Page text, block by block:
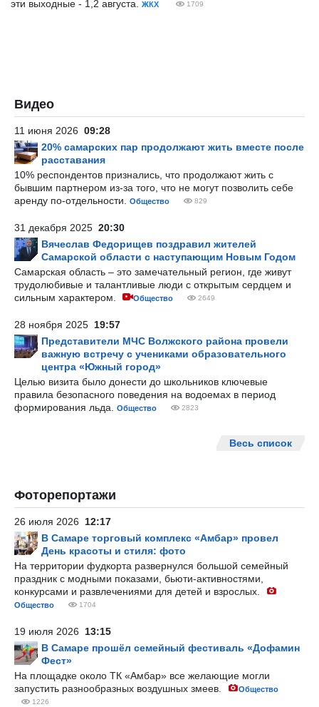
эти выходные - 1,2 августа.
ЖКХ 1709
Видео
11 июня 2026 09:28
20% самарских пар продолжают жить вместе после
расставания
10% респондентов признались, что продолжают жить с
бывшим партнером из-за того, что не могут позволить себе
аренду по-отдельности.
Общество 829
31 декабря 2025 20:30
Вячеслав Федорищев поздравил жителей
Самарской области с наступающим Новым Годом
Самарская область – это замечательный регион, где живут
трудолюбивые и талантливые люди с открытым сердцем и
сильным характером.
Общество 2649
28 ноября 2025 19:57
Представители МЧС Волжского района провели
важную встречу с учениками образовательного
центра «Южный город»
Целью визита было донести до школьников ключевые
правила безопасного поведения на водоемах в период
формирования льда.
Общество 2823
Весь список
Фоторепортажи
26 июля 2026 12:17
В Самаре торговый комплекс «Амбар» провел
День красоты и стиля: фото
На территории фудкорта развернулся большой семейный
праздник с модными показами, бьюти-активностями,
конкурсами и развлечениями для детей и взрослых.
Общество 1704
19 июля 2026 13:15
В Самаре прошёл семейный фестиваль «Дофамин
Фест»
На площадке около ТК «Амбар» все желающие могли
запустить разнообразных воздушных змеев.
Общество
1226